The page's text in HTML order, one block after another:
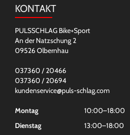
KONTAKT
PULSSCHLAG Bike+Sport
An der Natzschung 2
09526 Olbernhau
037360 / 20466
037360 / 20694
kundenservice@puls-schlag.com
Montag
10:00–18:00
Dienstag
13:00–18:00